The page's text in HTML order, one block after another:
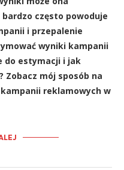
często powoduje
i przepalenie
wyniki kampanii
do estymacji i jak
Zobacz mój sposób na
reklamowych w